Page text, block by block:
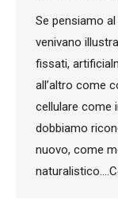
Se pensiamo
venivano
fissati,
all’altro come
cellulare come
dobbiamo
nuovo, come